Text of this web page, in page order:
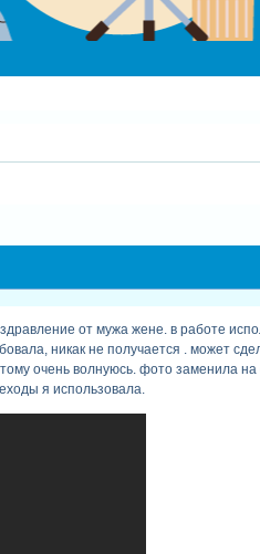
от мужа жене. в работе
никак не получается . может
очень волнуюсь. фото заменила
я использовала.